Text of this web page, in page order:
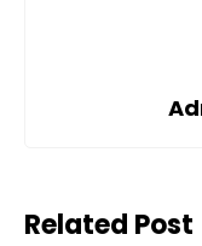
Related Post